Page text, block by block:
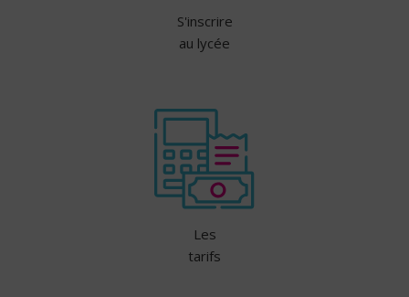
S'inscrire
au lycée
Les
tarifs